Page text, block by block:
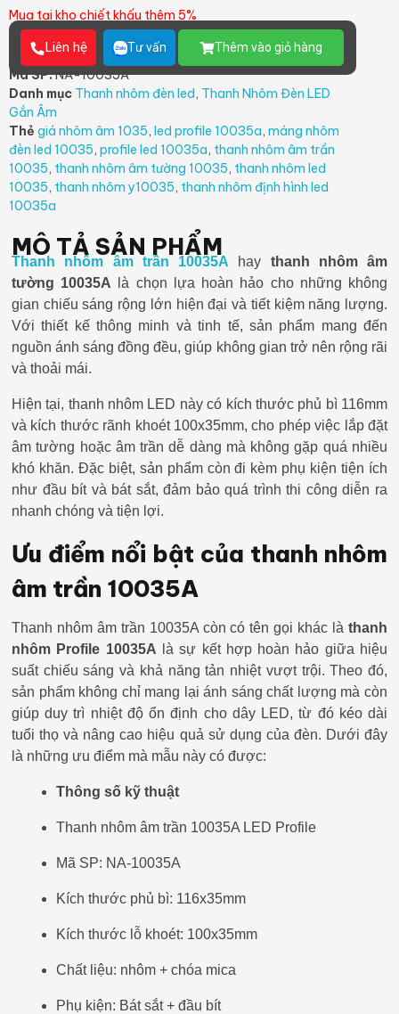
Mua tại kho chiết khấu thêm 5%
Liên hệ
Tư vấn Thêm vào giỏ hàng
Mã SP:NA-10035A
Danh mục Thanh nhôm đèn led, Thanh Nhôm Đèn LED
Gắn Âm
Thẻ giá nhôm âm 1035, led profile 10035a, máng nhôm
đèn led 10035, profile led 10035a, thanh nhôm âm trần
10035, thanh nhôm âm tường 10035, thanh nhôm led
10035, thanh nhôm y10035, thanh nhôm định hình led
10035a
MÔ TẢ SẢN PHẨM
Thanh nhôm âm trần 10035A hay thanh nhôm âm
tường 10035A là chọn lựa hoàn hảo cho những không
gian chiếu sáng rộng lớn hiện đại và tiết kiệm năng lượng.
Với thiết kế thông minh và tinh tế, sản phẩm mang đến
nguồn ánh sáng đồng đều, giúp không gian trở nên rộng rãi
và thoải mái.
Hiện tại, thanh nhôm LED này có kích thước phủ bì 116mm
và kích thước rãnh khoét 100x35mm, cho phép việc lắp đặt
âm tường hoặc âm trần dễ dàng mà không gặp quá nhiều
khó khăn. Đặc biệt, sản phẩm còn đi kèm phụ kiện tiện ích
như đầu bít và bát sắt, đảm bảo quá trình thi công diễn ra
nhanh chóng và tiện lợi.
Ưu điểm nổi bật của thanh nhôm
âm trần 10035A
Thanh nhôm âm trần 10035A còn có tên gọi khác là thanh
nhôm Profile 10035A là sự kết hợp hoàn hảo giữa hiệu
suất chiếu sáng và khả năng tản nhiệt vượt trội. Theo đó,
sản phẩm không chỉ mang lại ánh sáng chất lượng mà còn
giúp duy trì nhiệt độ ổn định cho dây LED, từ đó kéo dài
tuổi thọ và nâng cao hiệu quả sử dụng của đèn. Dưới đây
là những ưu điểm mà mẫu này có được:
Thông số kỹ thuật
Thanh nhôm âm trần 10035A LED Profile
Mã SP: NA-10035A
Kích thước phủ bì: 116x35mm
Kích thước lỗ khoét: 100x35mm
Chất liệu: nhôm + chóa mica
Phụ kiện: Bát sắt + đầu bít